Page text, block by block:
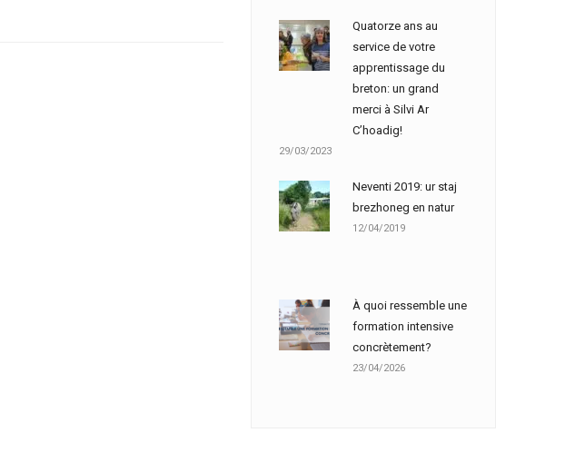
Quatorze ans au
service de votre
apprentissage du
breton: un grand
merci à Silvi Ar
C’hoadig!
29/03/2023
Neventi 2019: ur staj
brezhoneg en natur
12/04/2019
À quoi ressemble une
formation intensive
concrètement?
23/04/2026